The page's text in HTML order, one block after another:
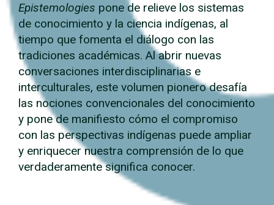
Epistemologies pone de relieve los sistemas
de conocimiento y la ciencia indígenas, al
tiempo que fomenta el diálogo con las
tradiciones académicas. Al abrir nuevas
conversaciones interdisciplinarias e
interculturales, este volumen pionero desafía
las nociones convencionales del conocimiento
y pone de manifiesto cómo el compromiso
con las perspectivas indígenas puede ampliar
y enriquecer nuestra comprensión de lo que
verdaderamente significa conocer.